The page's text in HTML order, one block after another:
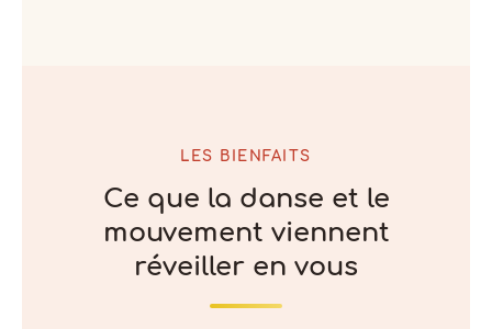
LES BIENFAITS
Ce que la danse et le
mouvement viennent
réveiller en vous